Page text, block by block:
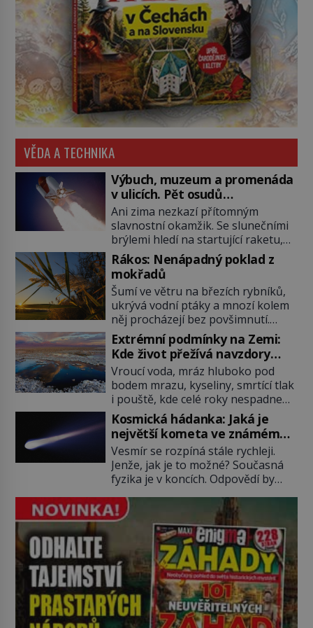
VĚDA A TECHNIKA
Výbuch, muzeum a promenáda
v ulicích. Pět osudů
nejslavnějších raketoplánů
Ani zima nezkazí přítomným
slavnostní okamžik. Se slunečními
brýlemi hledí na startující raketu,
která má do vesmíru vynést kromě
posádky také obyčejnou učitelku.
Po několika sekundách všem
ztuhnou úsměvy, stroj totiž
exploduje. Jejich konstrukce není
z levného kraje, daňové poplatníky
stojí miliardy dolarů. Na druhou
stranu zvládnou jen představitelné
věci. Na malé kousky Název:
Columbia První […]
Rákos: Nenápadný poklad z
mokřadů
Šumí ve větru na březích rybníků,
ukrývá vodní ptáky a mnozí kolem
něj procházejí bez povšimnutí.
Přesto právě rákos pomáhal stavět
domy, vyrábět lodě, zapisovat první
texty a inspiroval řadu pověstí.
Tato skromná, ale užitečná
rostlina provází člověka už tisíce
let. Většina lidí vnímá rákos jen jako
obyčejnou kulisu letního koupání.
Stačí se však podívat […]
Extrémní podmínky na Zemi:
Kde život přežívá navzdory
všemu
Vroucí voda, mráz hluboko pod
bodem mrazu, kyseliny, smrtící tlak
i pouště, kde celé roky nespadne
jediná kapka deště. Na první
pohled místa, kde nemůže
existovat vůbec nic. Přesto právě
tady vědci objevují organismy,
které posouvají hranice života.
Každý nový nález mění naše
představy o tom, co všechno
dokáže příroda a napovídá, kde
bychom jednou […]
Kosmická hádanka: Jaká je
největší kometa ve známém
vesmíru?
Vesmír se rozpíná stále rychleji.
Jenže, jak je to možné? Současná
fyzika je v koncích. Odpovědí by
mohla být hypotetická temná
energie. Právě na tu se zaměří
pozornost dvojice zkušených
astronomů. Namísto ní ale objeví
něco mnohem hmatatelnějšího.
Naprosto rekordní kometu!
Astronomové Pedro Bernardinelli a
Gary Bernstein mravenčí prací
zkoumají archivní snímky v rámci
Průzkumu temné energie […]